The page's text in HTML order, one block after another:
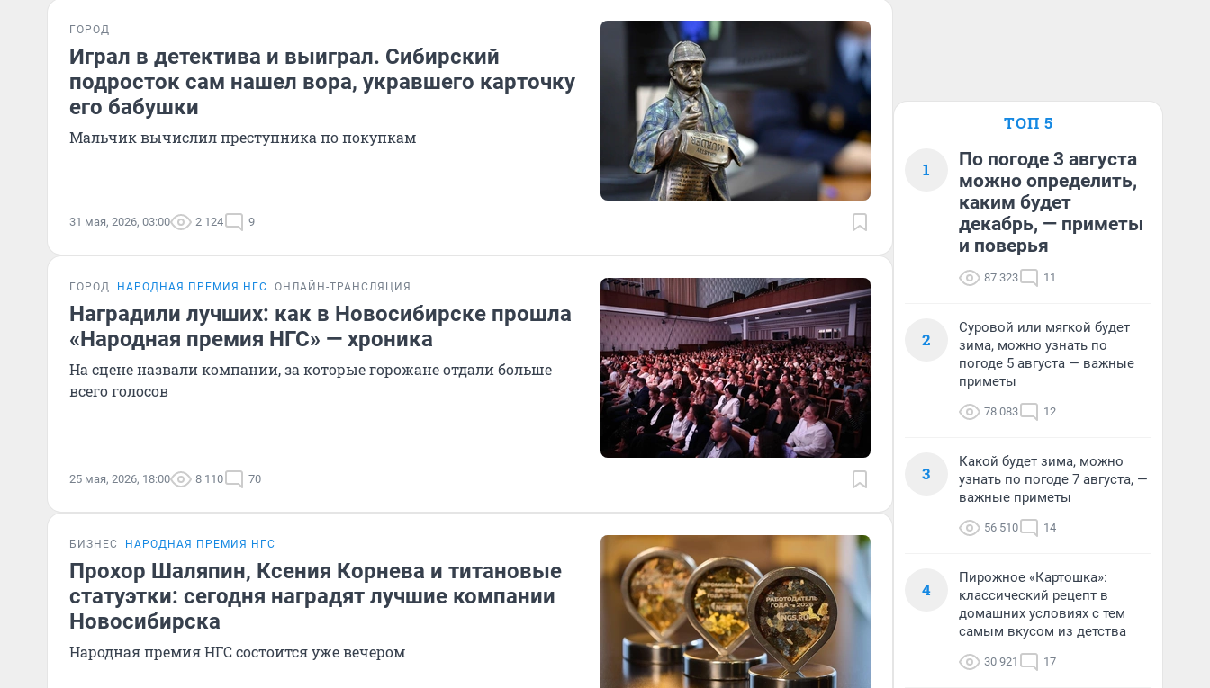
ГОРОД
Играл в детектива и выиграл. Сибирский
подросток сам нашел вора, укравшего карточку
его бабушки
Мальчик вычислил преступника по покупкам
31 мая, 2026, 03:00 2 124 9
ГОРОД НАРОДНАЯ ПРЕМИЯ НГС ОНЛАЙН-ТРАНСЛЯЦИЯ
Наградили лучших: как в Новосибирске прошла
«Народная премия НГС» — хроника
На сцене назвали компании, за которые горожане отдали больше
всего голосов
25 мая, 2026, 18:00 8 110 70
БИЗНЕС НАРОДНАЯ ПРЕМИЯ НГС
Прохор Шаляпин, Ксения Корнева и титановые
статуэтки: сегодня наградят лучшие компании
Новосибирска
Народная премия НГС состоится уже вечером
ТОП 5
1
По погоде 3 августа
можно определить,
каким будет
декабрь, — приметы
и поверья
87 323 11
2
Суровой или мягкой будет
зима, можно узнать по
погоде 5 августа — важные
приметы
78 083 12
3
Какой будет зима, можно
узнать по погоде 7 августа, —
важные приметы
56 510 14
4
Пирожное «Картошка»:
классический рецепт в
домашних условиях с тем
самым вкусом из детства
30 921 17